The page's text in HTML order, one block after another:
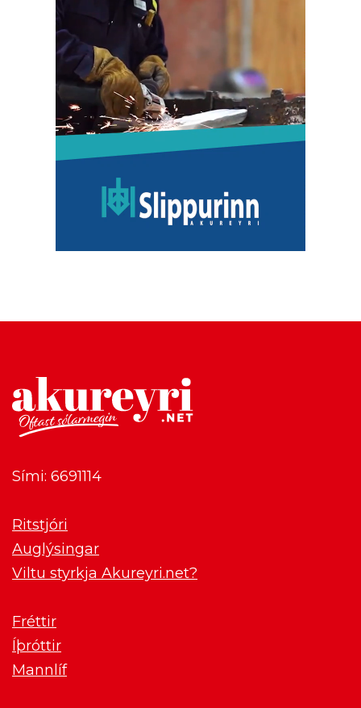
Sími: 6691114
Ritstjóri
Auglýsingar
Viltu styrkja Akureyri.net?
Fréttir
Íþróttir
Mannlíf